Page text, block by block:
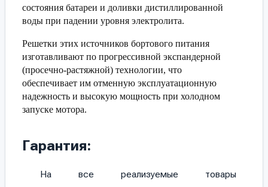
состояния батареи и доливки дистиллированной
воды при падении уровня электролита.
Решетки этих источников бортового питания
изготавливают по прогрессивной экспандерной
(просечно-растяжной) технологии, что
обеспечивает им отменную эксплуатационную
надежность и высокую мощность при холодном
запуске мотора.
Гарантия:
На все реализуемые товары